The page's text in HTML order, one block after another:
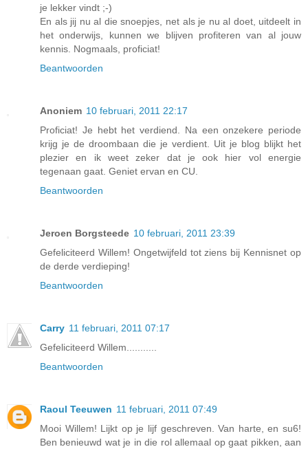
je lekker vindt ;-)
En als jij nu al die snoepjes, net als je nu al doet, uitdeelt in
het onderwijs, kunnen we blijven profiteren van al jouw
kennis. Nogmaals, proficiat!
Beantwoorden
Anoniem 10 februari, 2011 22:17
Proficiat! Je hebt het verdiend. Na een onzekere periode
krijg je de droombaan die je verdient. Uit je blog blijkt het
plezier en ik weet zeker dat je ook hier vol energie
tegenaan gaat. Geniet ervan en CU.
Beantwoorden
Jeroen Borgsteede 10 februari, 2011 23:39
Gefeliciteerd Willem! Ongetwijfeld tot ziens bij Kennisnet op
de derde verdieping!
Beantwoorden
Carry 11 februari, 2011 07:17
Gefeliciteerd Willem...........
Beantwoorden
Raoul Teeuwen 11 februari, 2011 07:49
Mooi Willem! Lijkt op je lijf geschreven. Van harte, en su6!
Ben benieuwd wat je in die rol allemaal op gaat pikken, aan